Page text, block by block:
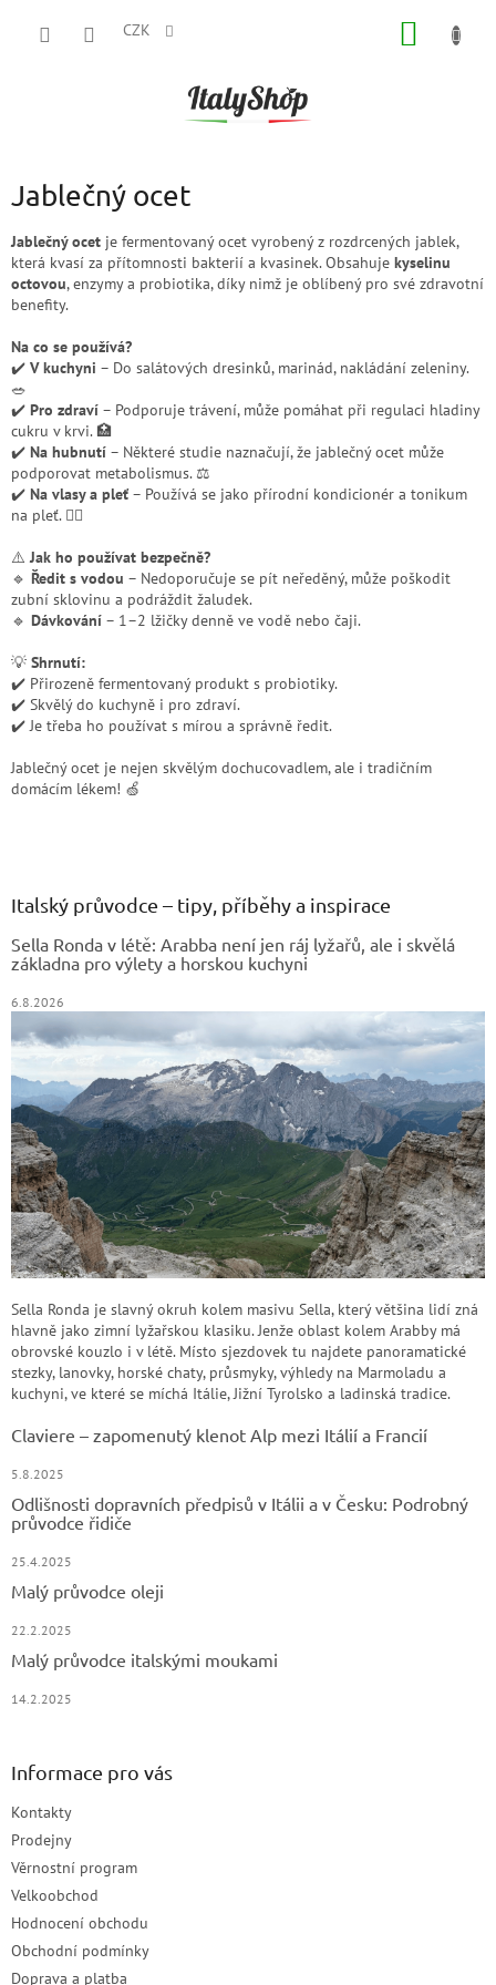
CZK
Jablečný ocet
Jablečný ocet je fermentovaný ocet vyrobený z rozdrcených jablek,
která kvasí za přítomnosti bakterií a kvasinek. Obsahuje kyselinu
octovou, enzymy a probiotika, díky nimž je oblíbený pro své zdravotní
benefity.
Na co se používá?
✔️ V kuchyni – Do salátových dresinků, marinád, nakládání zeleniny.
🥗
✔️ Pro zdraví – Podporuje trávení, může pomáhat při regulaci hladiny
cukru v krvi. 🏥
✔️ Na hubnutí – Některé studie naznačují, že jablečný ocet může
podporovat metabolismus. ⚖️
✔️ Na vlasy a pleť– Používá se jako přírodní kondicionér a tonikum
na pleť. 💆‍♀️
⚠️Jak ho používat bezpečně?
🔹 Ředit s vodou – Nedoporučuje se pít neředěný, může poškodit
zubní sklovinu a podráždit žaludek.
🔹 Dávkování – 1–2 lžičky denně ve vodě nebo čaji.
💡 Shrnutí:
✔️ Přirozeně fermentovaný produkt s probiotiky.
✔️ Skvělý do kuchyně i pro zdraví.
✔️ Je třeba ho používat s mírou a správně ředit.
Jablečný ocet je nejen skvělým dochucovadlem, ale i tradičním
domácím lékem! 🍏
Italský průvodce – tipy, příběhy a inspirace
Sella Ronda v létě: Arabba není jen ráj lyžařů, ale i skvělá
základna pro výlety a horskou kuchyni
6.8.2026
Sella Ronda je slavný okruh kolem masivu Sella, který většina lidí zná
hlavně jako zimní lyžařskou klasiku. Jenže oblast kolem Arabby má
obrovské kouzlo i v létě. Místo sjezdovek tu najdete panoramatické
stezky, lanovky, horské chaty, průsmyky, výhledy na Marmoladu a
kuchyni, ve které se míchá Itálie, Jižní Tyrolsko a ladinská tradice.
Claviere – zapomenutý klenot Alp mezi Itálií a Francií
5.8.2025
Odlišnosti dopravních předpisů v Itálii a v Česku: Podrobný
průvodce řidiče
25.4.2025
Malý průvodce oleji
22.2.2025
Malý průvodce italskými moukami
14.2.2025
Informace pro vás
Kontakty
Prodejny
Věrnostní program
Velkoobchod
Hodnocení obchodu
Obchodní podmínky
Doprava a platba